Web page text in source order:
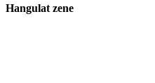
Hangulat zene